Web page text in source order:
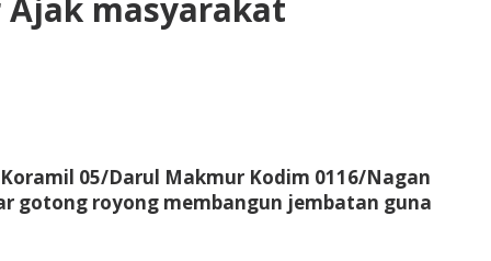
masyarakat
05/Darul Makmur Kodim 0116/Nagan
gotong royong membangun jembatan guna